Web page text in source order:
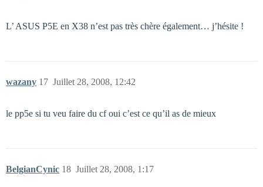
L’ ASUS P5E en X38 n’est pas très chère également… j’hésite !
wazany Juillet 28, 2008, 12:42
17
le pp5e si tu veu faire du cf oui c’est ce qu’il as de mieux
BelgianCynic Juillet 28, 2008, 1:17
18